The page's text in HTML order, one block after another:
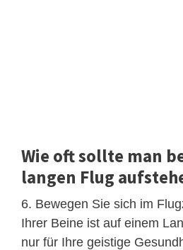
Wie oft sollte man
langen Flug
6. Bewegen Sie sich im
Ihrer Beine ist auf einem
nur für Ihre geistige